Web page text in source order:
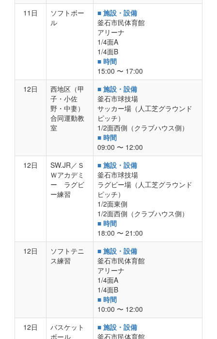
11日
ソフトボー
ル
■ 施設・設備
釜石市民体育館
アリーナ
1/4面A
1/4面B
■ 時間
15:00 〜 17:00
12日
西地区（甲
子・小佐
野・中妻）
合同運動教
室
■ 施設・設備
釜石市球技場
サッカー場（人工芝グラウンド
ピッチ）
1/2面西側（クラブハウス側）
■ 時間
09:00 〜 12:00
12日
SW.JR／Ｓ
Ｗアカデミ
ー ラグビ
ー練習
■ 施設・設備
釜石市球技場
ラグビー場（人工芝グラウンド
ピッチ）
1/2面東側
1/2面西側（クラブハウス側）
■ 時間
18:00 〜 21:00
12日
ソフトテニ
ス練習
■ 施設・設備
釜石市民体育館
アリーナ
1/4面A
1/4面B
■ 時間
10:00 〜 12:00
12日
バスケット
ボール
■ 施設・設備
釜石市民体育館